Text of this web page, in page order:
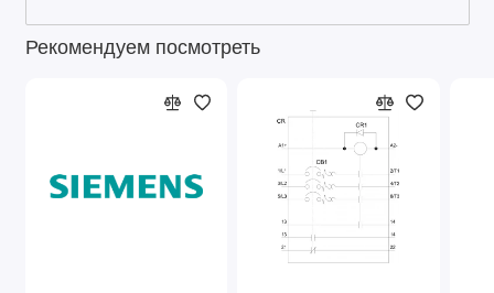
Рекомендуем посмотреть